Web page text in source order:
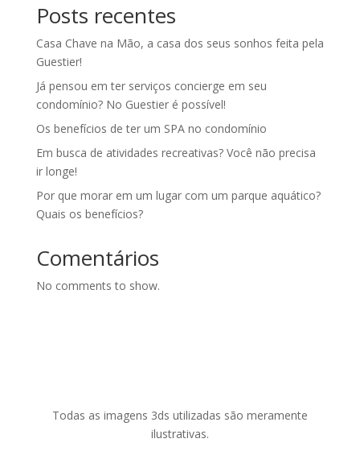
Posts recentes
Casa Chave na Mão, a casa dos seus sonhos feita pela
Guestier!
Já pensou em ter serviços concierge em seu
condomínio? No Guestier é possível!
Os benefícios de ter um SPA no condomínio
Em busca de atividades recreativas? Você não precisa
ir longe!
Por que morar em um lugar com um parque aquático?
Quais os benefícios?
Comentários
No comments to show.
Todas as imagens 3ds utilizadas são meramente
ilustrativas.